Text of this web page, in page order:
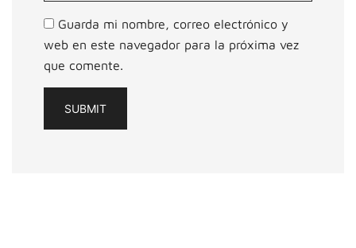
Guarda mi nombre, correo electrónico y
web en este navegador para la próxima vez
que comente.